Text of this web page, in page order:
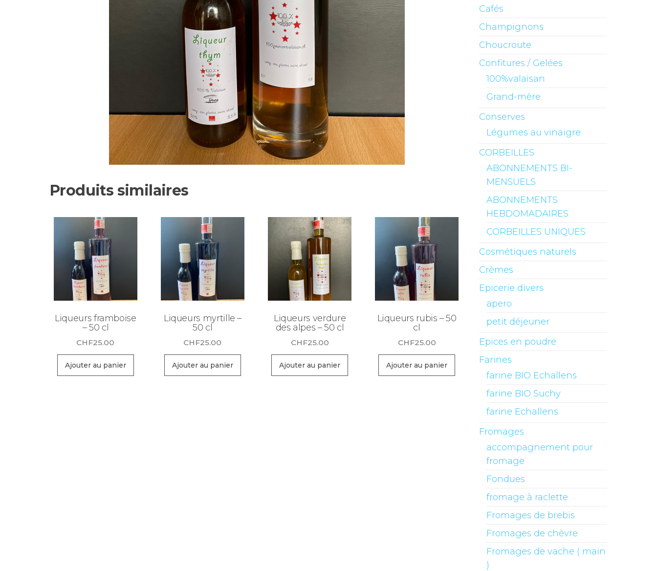
Produits similaires
Liqueurs framboise
– 50 cl
CHF25.00
Ajouter au panier
Liqueurs myrtille –
50 cl
CHF25.00
Ajouter au panier
Liqueurs verdure
des alpes – 50 cl
CHF25.00
Ajouter au panier
Liqueurs rubis – 50
cl
CHF25.00
Ajouter au panier
Cafés
Champignons
Choucroute
Confitures / Gelées
100%valaisan
Grand-mère
Conserves
Légumes au vinaigre
CORBEILLES
ABONNEMENTS BI-
MENSUELS
ABONNEMENTS
HEBDOMADAIRES
CORBEILLES UNIQUES
Cosmétiques naturels
Crèmes
Epicerie divers
apero
petit déjeuner
Epices en poudre
Farines
farine BIO Echallens
farine BIO Suchy
farine Echallens
Fromages
accompagnement pour
fromage
Fondues
fromage à raclette
Fromages de brebis
Fromages de chèvre
Fromages de vache ( main
)